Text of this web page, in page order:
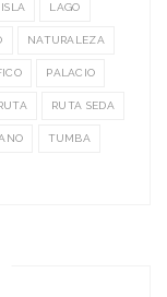
ISLA LAGO
NATURALEZA
PALACIO
RUTA SEDA
TUMBA